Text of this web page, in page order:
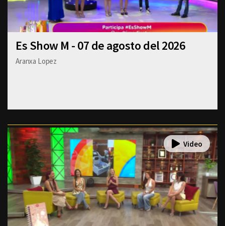
Es Show M - 07 de agosto del 2026
Aranxa Lopez